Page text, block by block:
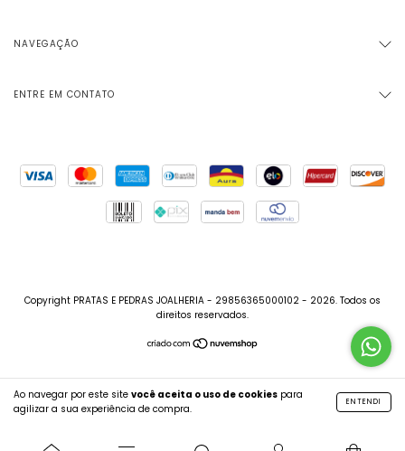
Ao navegar por este site você aceita o uso de cookies para
agilizar a sua experiência de compra.
ENTENDI
NAVEGAÇÃO
ENTRE EM CONTATO
Copyright PRATAS E PEDRAS JOALHERIA - 29856365000102 - 2026. Todos os
direitos reservados.